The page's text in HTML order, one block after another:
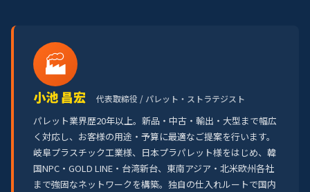
🏭
小池 昌宏 代表取締役 / パレット・ストラテジスト
パレット業界歴20年以上。新品・中古・輸出・大型まで幅広
く対応し、お客様の用途・予算に最適なご提案を行います。
岐阜プラスチック工業様、日本プラパレット様をはじめ、韓
国NPC・GOLD LINE・台湾新台、東南アジア・北米欧州各社
まで強固なネットワークを構築。独自の仕入れルートで国内